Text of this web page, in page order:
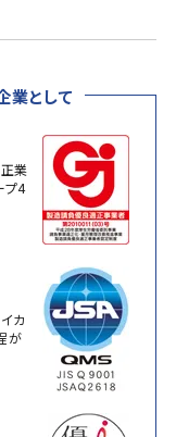
業として
業
プ4
カ
が